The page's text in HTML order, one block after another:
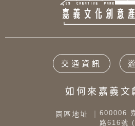
交通資訊
如何來嘉義文
園區地址 ｜ 600006
路616號